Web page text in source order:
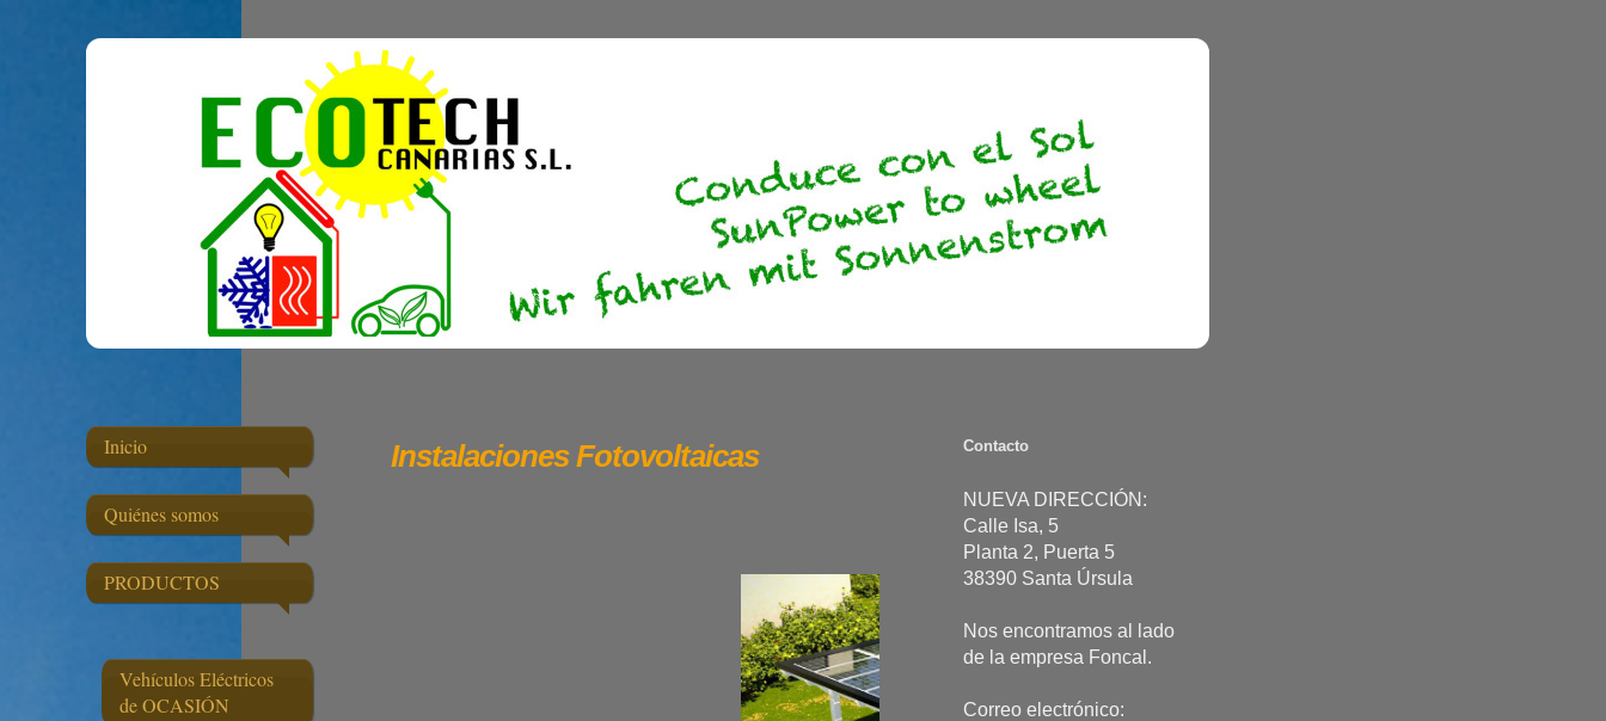
Inicio
Quiénes somos
PRODUCTOS
Vehículos Eléctricos
de OCASIÓN
Instalaciones Fotovoltaicas Contacto
NUEVA DIRECCIÓN:
Calle Isa, 5
Planta 2, Puerta 5
38390 Santa Úrsula
Nos encontramos al lado
de la empresa Foncal.
Correo electrónico: